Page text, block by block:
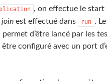
, on effectue le start
joinest effectué dans run . Le
d’être lancé par les
configuré avec un port